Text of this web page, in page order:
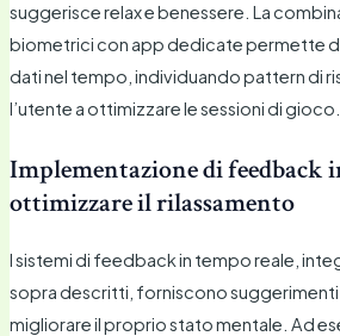
suggerisce relax e benessere. La
biometrici con app dedicate permette di
dati nel tempo, individuando pattern di
l’utente a ottimizzare le sessioni di gioco.
Implementazione di feedback
ottimizzare il rilassamento
I sistemi di feedback in tempo reale,
sopra descritti, forniscono
migliorare il proprio stato mentale. Ad